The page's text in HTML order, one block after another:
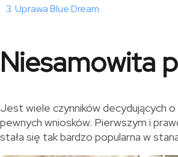
Uprawa Blue Dream
Niesamowita
Jest wiele czynników decydujących
pewnych wniosków. Pierwszym i
stała się tak bardzo popularna w